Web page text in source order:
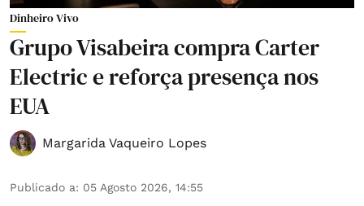
Dinheiro Vivo
Grupo Visabeira compra Carter
Electric e reforça presença nos
EUA
Margarida Vaqueiro Lopes
Publicado a: 05 Agosto 2026, 14:55